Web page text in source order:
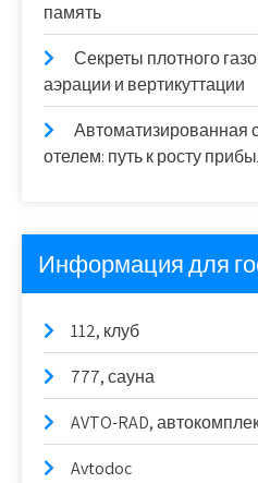
память
Секреты плотного
аэрации и вертикуттации
Автоматизированная
отелем: путь к росту
Информация для
112, клуб
777, сауна
AVTO-RAD,
Avtodoc